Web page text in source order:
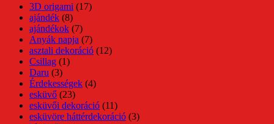
3D origami (17)
ajándék (8)
ajándékok (7)
Anyák napja (7)
asztali dekoráció (12)
Csillag (1)
Daru (3)
Érdekességek (4)
esküvő (23)
esküvői dekoráció (11)
esküvöre háttérdekoráció (3)